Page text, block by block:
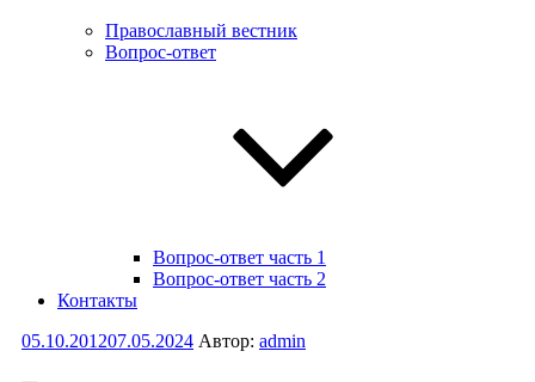
Православный вестник
Вопрос-ответ
Вопрос-ответ часть 1
Вопрос-ответ часть 2
Контакты
Опубликовано
05.10.201207.05.2024 Автор: admin